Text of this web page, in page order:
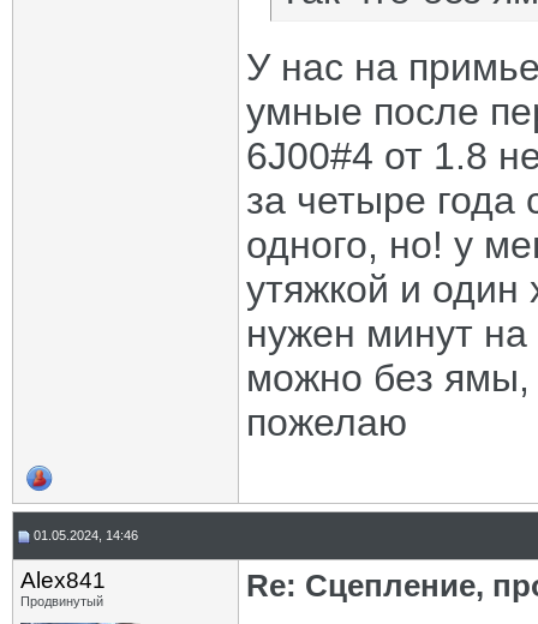
У нас на
умные после
6J00#4 от 1.8
за четыре года
одного, но! у
утяжкой и один
нужен минут на
можно без ямы,
пожелаю
01.05.2024, 14:46
Alex841
Продвинутый Re: Сцепление,